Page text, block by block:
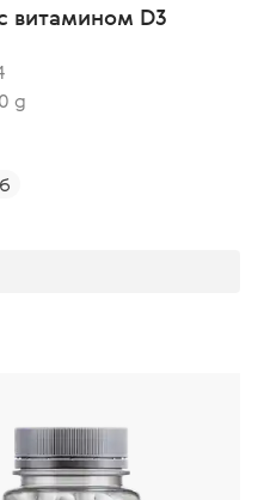
витамином D3
g